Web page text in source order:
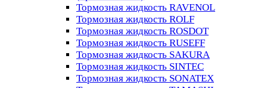
Тормозная жидкость RAVENOL
Тормозная жидкость ROLF
Тормозная жидкость ROSDOT
Тормозная жидкость RUSEFF
Тормозная жидкость SAKURA
Тормозная жидкость SINTEC
Тормозная жидкость SONATEX